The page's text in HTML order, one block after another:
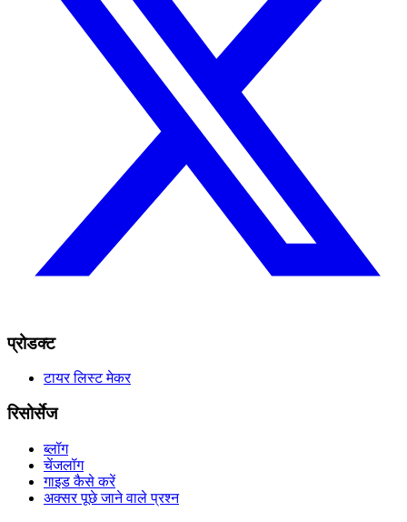
प्रोडक्ट
टायर लिस्ट मेकर
रिसोर्सेज
ब्लॉग
चेंजलॉग
गाइड कैसे करें
अक्सर पूछे जाने वाले प्रश्न